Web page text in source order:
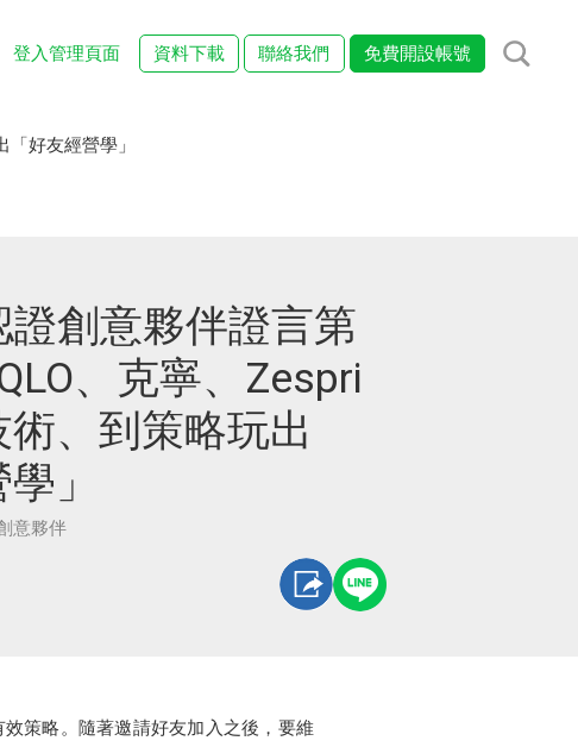
登入管理頁面 資料下載 聯絡我們 免費開設帳號
好友經營學」
證創意夥伴證言第
、克寧、Zespri
、到策略玩出
」
意夥伴
策略。隨著邀請好友加入之後，要維